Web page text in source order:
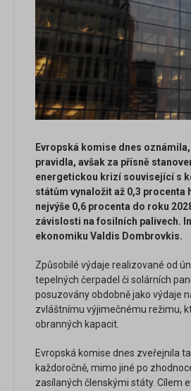
Evropská komise dnes
pravidla, avšak za přísně
energetickou krizí související s
státům vynaložit až 0,3
nejvýše 0,6 procenta do roku
závislosti na fosilních palivech.
ekonomiku Valdis Dombrovkis.
Způsobilé výdaje realizované od
tepelných čerpadel či solárních
posuzovány obdobně jako výdaje
zvláštnímu výjimečnému režimu,
obranných kapacit.
Evropská komise dnes zveřejnila
každoročně, mimo jiné po
zasílaných členskými státy. Cílem